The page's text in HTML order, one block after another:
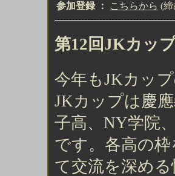
参加登録
： こちらから (
第12回JKカッ
今年もJKカッ
JKカップは慶
子高、NY学院
です。各高の
て交流を深め